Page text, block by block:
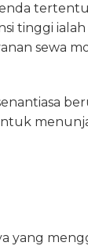
tinggi ialah
sewa
yang